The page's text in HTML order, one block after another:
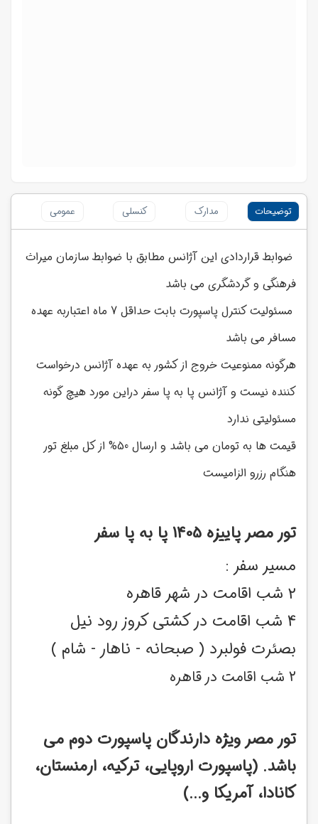
توضیحات مدارک کنسلی عمومی
ضوابط قراردادی این آژانس مطابق با ضوابط سازمان میراث
فرهنگی و گردشگری می باشد
مسئولیت کنترل پاسپورت بابت حداقل 7 ماه اعتباربه عهده
مسافر می باشد
هرگونه ممنوعیت خروج از کشور به عهده آژانس درخواست
کننده نیست و آژانس پا به پا سفر دراین مورد هیچ گونه
مسئولیتی ندارد
قیمت ها به تومان می باشد و ارسال 50% از کل مبلغ تور
هنگام رزرو الزامیست
تور مصر پاییزه 1405 پا به پا سفر
مسیر سفر :
2 شب اقامت در شهر قاهره
4 شب اقامت در کشتی کروز رود نیل
بصئرت فولبرد ( صبحانه - ناهار - شام )
2 شب اقامت در قاهره
تور مصر ویژه دارندگان پاسپورت دوم می
باشد. (پاسپورت اروپایی، ترکیه، ارمنستان،
کانادا، آمریکا و...)